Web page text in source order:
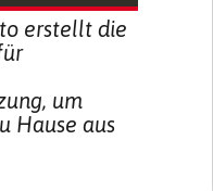
erstellt die
um
Hause aus